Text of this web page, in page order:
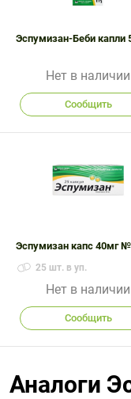
Эспумизан-Беби капли
Нет в наличии
Сообщить
Эспумизан капс 40мг
25 шт. в уп.
Нет в наличии
Сообщить
Аналоги